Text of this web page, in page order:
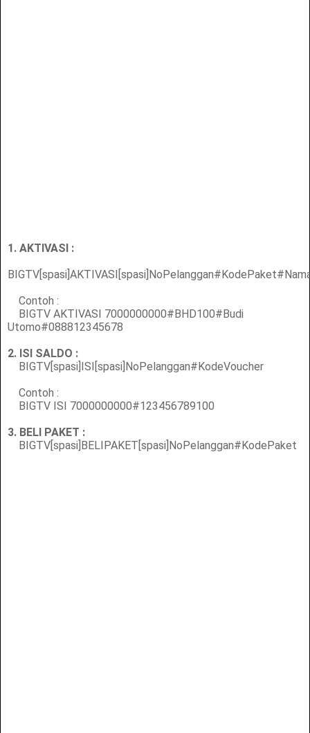
1. AKTIVASI :
Contoh :
BIGTV AKTIVASI 7000000000#BHD100#Budi
Utomo#088812345678
2. ISI SALDO :
BIGTV[spasi]ISI[spasi]NoPelanggan#KodeVoucher
Contoh :
BIGTV ISI 7000000000#123456789100
3. BELI PAKET :
BIGTV[spasi]BELIPAKET[spasi]NoPelanggan#KodePaket